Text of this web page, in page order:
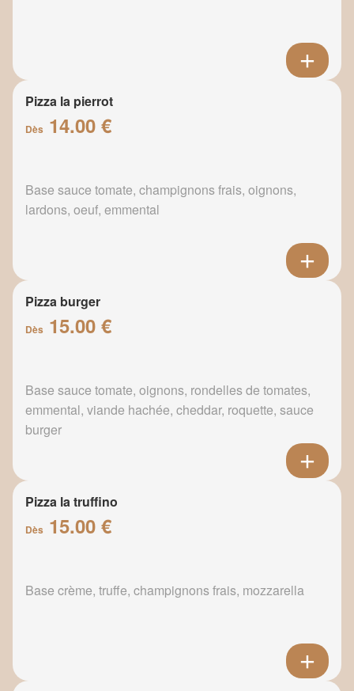
Pizza la pierrot
Dès 14.00 €
Base sauce tomate, champignons frais, oignons,
lardons, oeuf, emmental
Pizza burger
Dès 15.00 €
Base sauce tomate, oignons, rondelles de tomates,
emmental, viande hachée, cheddar, roquette, sauce
burger
Pizza la truffino
Dès 15.00 €
Base crème, truffe, champignons frais, mozzarella